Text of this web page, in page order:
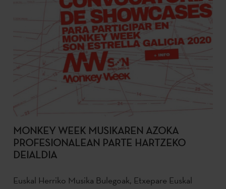
MONKEY WEEK MUSIKAREN AZOKA
PROFESIONALEAN PARTE HARTZEKO
DEIALDIA
Euskal Herriko Musika Bulegoak, Etxepare Euskal